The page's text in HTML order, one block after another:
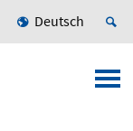
Deutsch